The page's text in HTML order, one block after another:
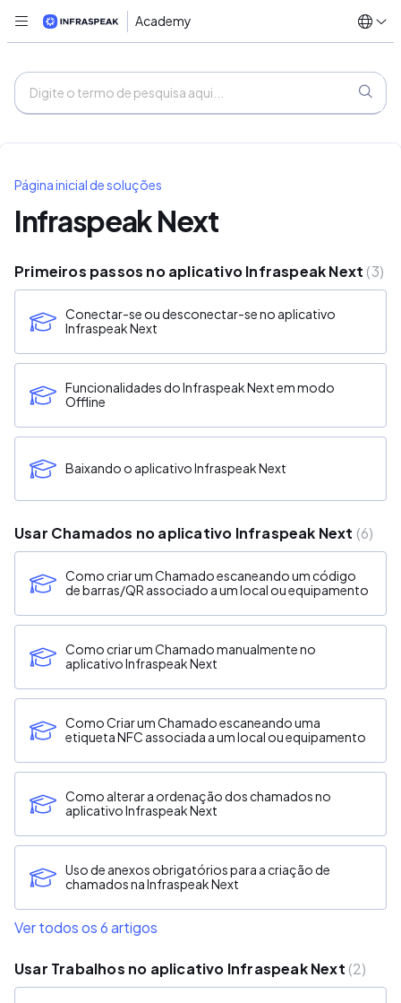
Academy
Página inicial de soluções
Infraspeak Next
Primeiros passos no aplicativo Infraspeak Next 3
Conectar-se ou desconectar-se no aplicativo
Infraspeak Next
Funcionalidades do Infraspeak Next em modo
Offline
Baixando o aplicativo Infraspeak Next
Usar Chamados no aplicativo Infraspeak Next 6
Como criar um Chamado escaneando um código
de barras/QR associado a um local ou equipamento
Como criar um Chamado manualmente no
aplicativo Infraspeak Next
Como Criar um Chamado escaneando uma
etiqueta NFC associada a um local ou equipamento
Como alterar a ordenação dos chamados no
aplicativo Infraspeak Next
Uso de anexos obrigatórios para a criação de
chamados na Infraspeak Next
Ver todos os 6 artigos
Usar Trabalhos no aplicativo Infraspeak Next 2